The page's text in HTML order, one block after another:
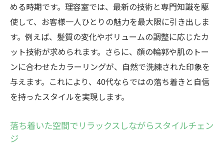
プロのアドバイスで新しい自分を発見
お手入れが簡単な大人のスタイル
朝の時間を短縮するスタイリング法
スタイルチェンジで得られる内面の変化
理容室で40代の魅力を最大限に引き出す方法
プロの目線で選ぶ最適なスタイル
カラーリングで印象を変えるテクニック
める時期です。理容室では、最新の技術と専門知識を駆
使して、お客様一人ひとりの魅力を最大限に引き出しま
す。例えば、髪質の変化やボリュームの調整に応じたカ
ット技術が求められます。さらに、顔の輪郭や肌のトー
ンに合わせたカラーリングが、自然で洗練された印象を
与えます。これにより、40代ならではの落ち着きと自信
を持ったスタイルを実現します。
落ち着いた空間でリラックスしながらスタイルチェン
ジ